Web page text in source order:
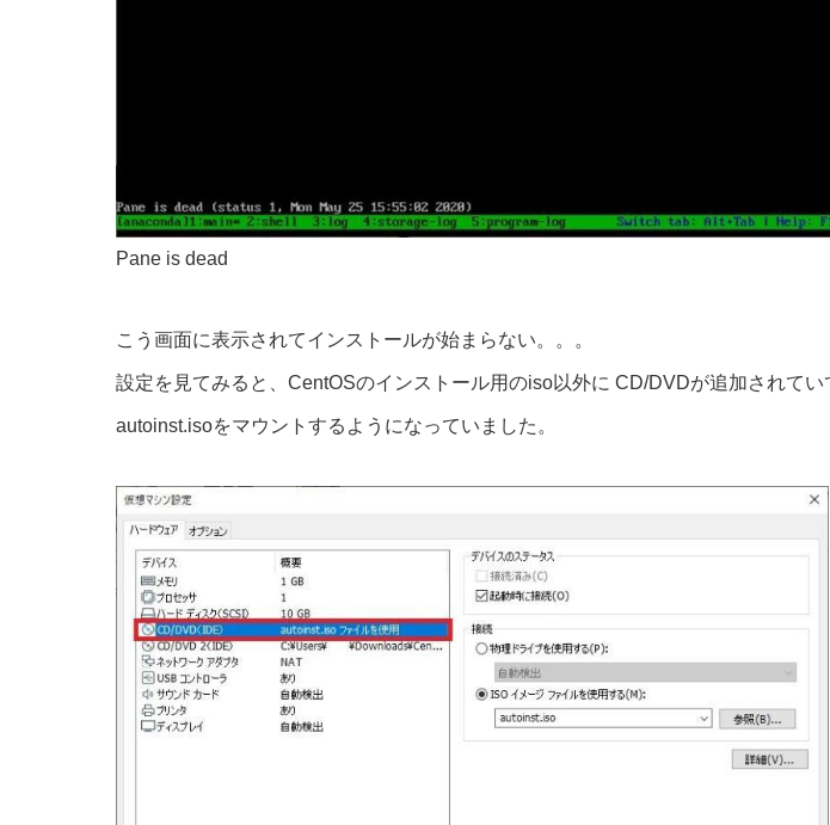
Pane is dead
こう画面に表示されてインストールが始まらない。。。
設定を見てみると、CentOSのインストール用のiso以外に CD/DVDが追加されてい
autoinst.isoをマウントするようになっていました。